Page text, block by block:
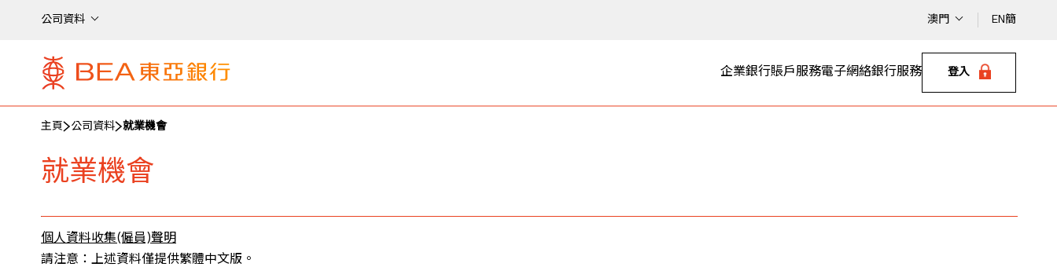
公司資料 澳門 EN 簡
企業銀行賬戶服務電子網絡銀行服務 登入
主頁 公司資料 就業機會
就業機會
個人資料收集(僱員)聲明
請注意：上述資料僅提供繁體中文版。